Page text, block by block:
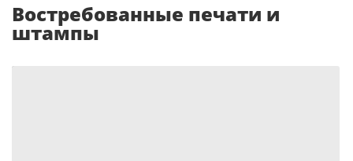
Востребованные печати и
штампы